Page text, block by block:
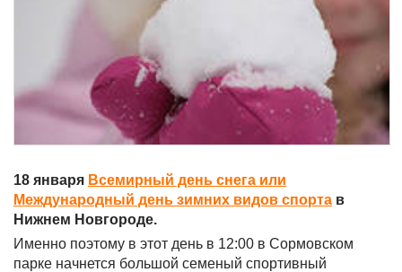
18 января Всемирный день снега или
Международный день зимних видов спорта в
Нижнем Новгороде.
Именно поэтому в этот день в 12:00 в Сормовском
парке начнется большой семеный спортивный